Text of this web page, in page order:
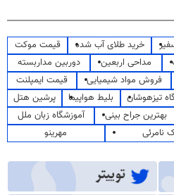
خرید طلای آب شده
قیمت موکت
مداحی اربعین
دوربین مداربسته
فروش مواد شیمیایی
قیمت ایمپلنت
تیزهوشان بلیط هواپیما
پرشین هتل
بهترین جراح بینی
آموزشگاه زبان ملل
نامرئی
مهرینو